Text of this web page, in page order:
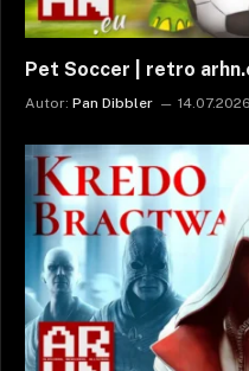
Pet Soccer | retro
Autor: Pan Dibbler 14.07.2026